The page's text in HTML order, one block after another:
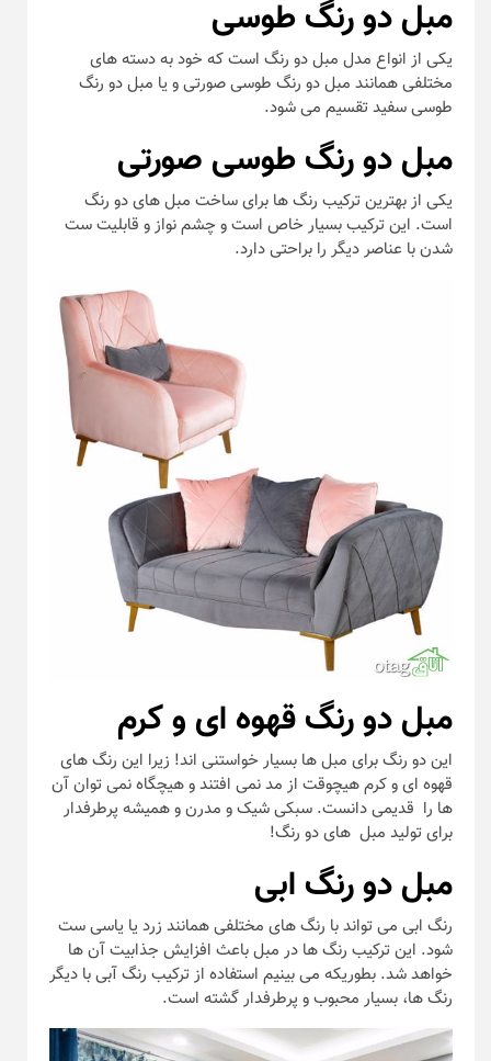
مبل دو رنگ طوسی
یکی از انواع مدل مبل دو رنگ است که خود به دسته های
مختلفی همانند مبل دو رنگ طوسی صورتی و یا مبل دو رنگ
طوسی سفید تقسیم می شود.
مبل دو رنگ طوسی صورتی
یکی از بهترین ترکیب رنگ ها برای ساخت مبل های دو رنگ
است. این ترکیب بسیار خاص است و چشم نواز و قابلیت ست
شدن با عناصر دیگر را براحتی دارد.
مبل دو رنگ قهوه ای و کرم
این دو رنگ برای مبل ها بسیار خواستنی اند! زیرا این رنگ های
قهوه ای و کرم هیچوقت از مد نمی افتند و هیچگاه نمی توان آن
ها را قدیمی دانست. سبکی شیک و مدرن و همیشه پرطرفدار
برای تولید مبل های دو رنگ!
مبل دو رنگ ابی
رنگ ابی می تواند با رنگ های مختلفی همانند زرد یا یاسی ست
شود. این ترکیب رنگ ها در مبل باعث افزایش جذابیت آن ها
خواهد شد. بطوریکه می بینیم استفاده از ترکیب رنگ آبی با دیگر
رنگ ها، بسیار محبوب و پرطرفدار گشته است.